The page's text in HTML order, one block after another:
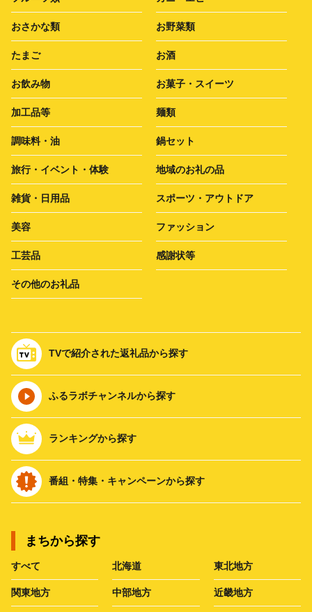
おさかな類 お野菜類
たまご お酒
お飲み物 お菓子・スイーツ
加工品等 麺類
調味料・油 鍋セット
旅行・イベント・体験 地域のお礼の品
雑貨・日用品 スポーツ・アウトドア
美容 ファッション
工芸品 感謝状等
その他のお礼品
TVで紹介された返礼品から探す
ふるラボチャンネルから探す
ランキングから探す
番組・特集・キャンペーンから探す
まちから探す
すべて 北海道 東北地方
関東地方 中部地方 近畿地方